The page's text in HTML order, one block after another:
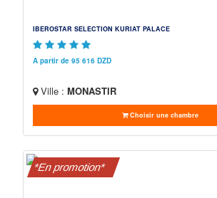
IBEROSTAR SELECTION KURIAT PALACE
A partir de 95 616 DZD
Ville : MONASTIR
Choisir une chambre
*En promotion*